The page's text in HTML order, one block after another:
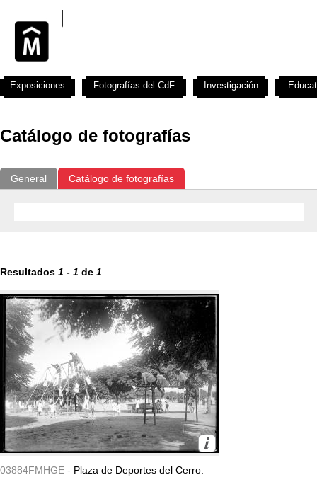
Catálogo de fotografías
General Catálogo de fotografías
Resultados 1 - 1 de 1
03884FMHGE - Plaza de Deportes del Cerro.
Exposiciones Fotografías del CdF Investigación